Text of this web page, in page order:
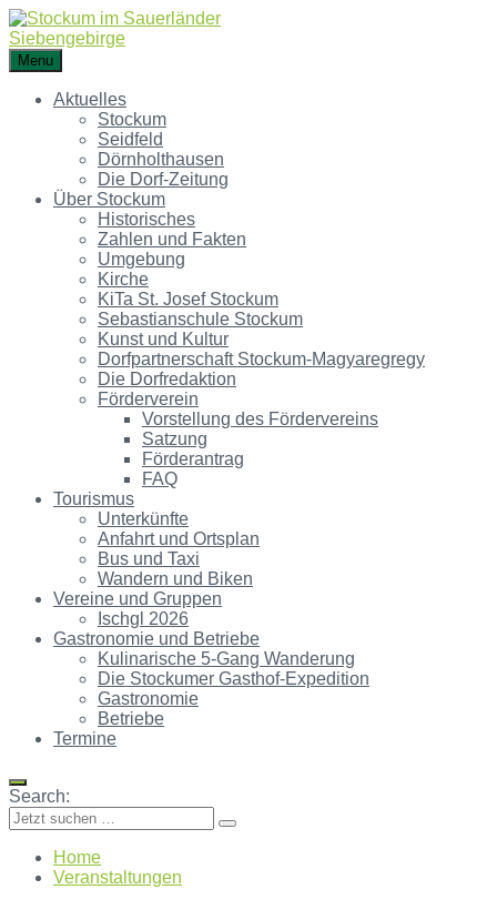
Menu
Aktuelles
Stockum
Seidfeld
Dörnholthausen
Die Dorf-Zeitung
Über Stockum
Historisches
Zahlen und Fakten
Umgebung
Kirche
KiTa St. Josef Stockum
Sebastianschule Stockum
Kunst und Kultur
Dorfpartnerschaft Stockum-Magyaregregy
Die Dorfredaktion
Förderverein
Vorstellung des Fördervereins
Satzung
Förderantrag
FAQ
Tourismus
Unterkünfte
Anfahrt und Ortsplan
Bus und Taxi
Wandern und Biken
Vereine und Gruppen
Ischgl 2026
Gastronomie und Betriebe
Kulinarische 5-Gang Wanderung
Die Stockumer Gasthof-Expedition
Gastronomie
Betriebe
Termine
Search:
Home
Veranstaltungen